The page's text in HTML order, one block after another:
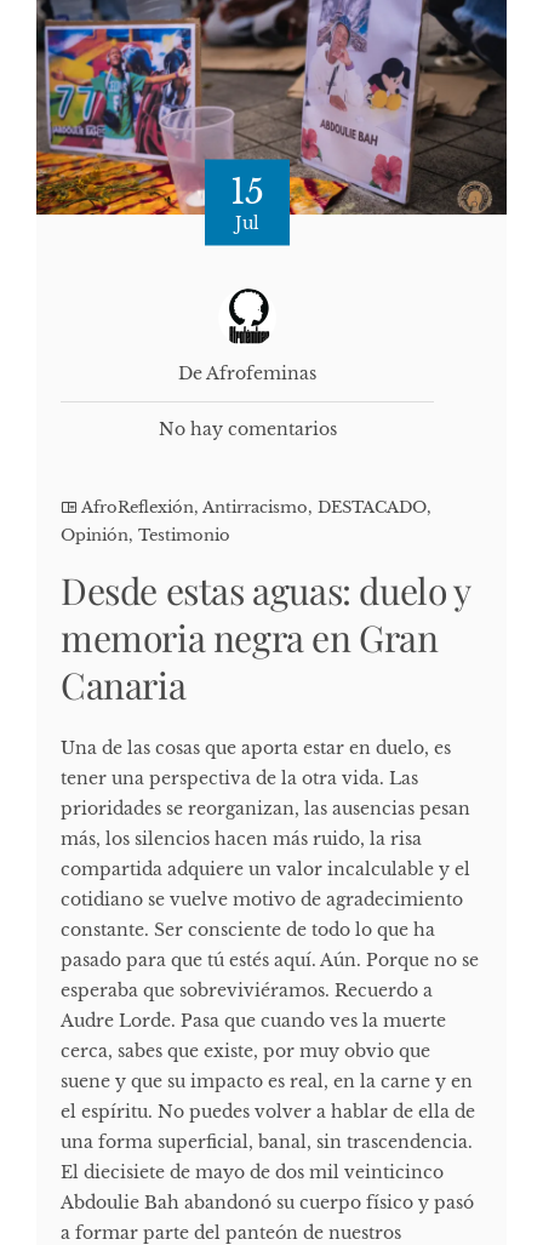
15
Jul
De Afrofeminas
No hay comentarios
AfroReflexión, Antirracismo, DESTACADO,
Opinión, Testimonio
Desde estas aguas: duelo y
memoria negra en Gran
Canaria
Una de las cosas que aporta estar en duelo, es
tener una perspectiva de la otra vida. Las
prioridades se reorganizan, las ausencias pesan
más, los silencios hacen más ruido, la risa
compartida adquiere un valor incalculable y el
cotidiano se vuelve motivo de agradecimiento
constante. Ser consciente de todo lo que ha
pasado para que tú estés aquí. Aún. Porque no se
esperaba que sobreviviéramos. Recuerdo a
Audre Lorde. Pasa que cuando ves la muerte
cerca, sabes que existe, por muy obvio que
suene y que su impacto es real, en la carne y en
el espíritu. No puedes volver a hablar de ella de
una forma superficial, banal, sin trascendencia.
El diecisiete de mayo de dos mil veinticinco
Abdoulie Bah abandonó su cuerpo físico y pasó
a formar parte del panteón de nuestros